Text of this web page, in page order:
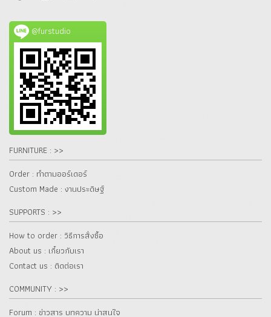
@furstudio
FURNITURE : >>
Order : ทำตามออร์เดอร์
Custom Made : งานประดิษฐ์
SUPPORTS : >>
How to order : วิธีการสั่งซื้อ
About us : เกี๋ยวกับเรา
Contact us : ติดต่อเรา
COMMUNITY : >>
Forum : ข่าวสาร บทความ น่าสนใจ